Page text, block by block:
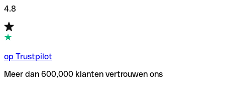
4.8
op Trustpilot
Meer dan 600,000 klanten vertrouwen ons